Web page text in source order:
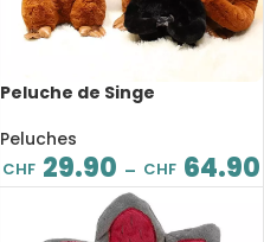
Peluche de Singe
de 20 à 45cm
Peluches
CHF 29.90 – CHF 64.90